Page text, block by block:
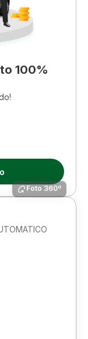
100%
Foto 360º